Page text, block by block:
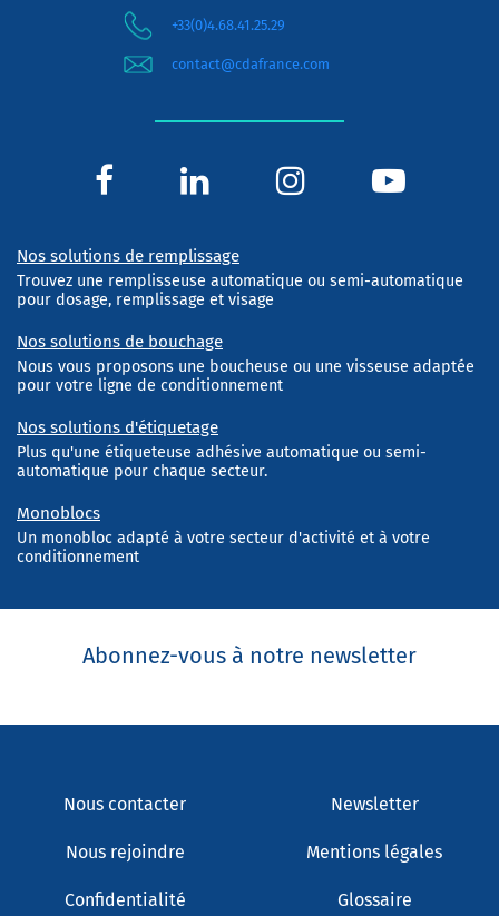
+33(0)4.68.41.25.29
contact@cdafrance.com
Nos solutions de remplissage
Trouvez une remplisseuse automatique ou semi-automatique
pour dosage, remplissage et visage
Nos solutions de bouchage
Nous vous proposons une boucheuse ou une visseuse adaptée
pour votre ligne de conditionnement
Nos solutions d'étiquetage
Plus qu'une étiqueteuse adhésive automatique ou semi-
automatique pour chaque secteur.
Monoblocs
Un monobloc adapté à votre secteur d'activité et à votre
conditionnement
Abonnez-vous à notre newsletter
Nous contacter Newsletter
Nous rejoindre Mentions légales
Confidentialité Glossaire